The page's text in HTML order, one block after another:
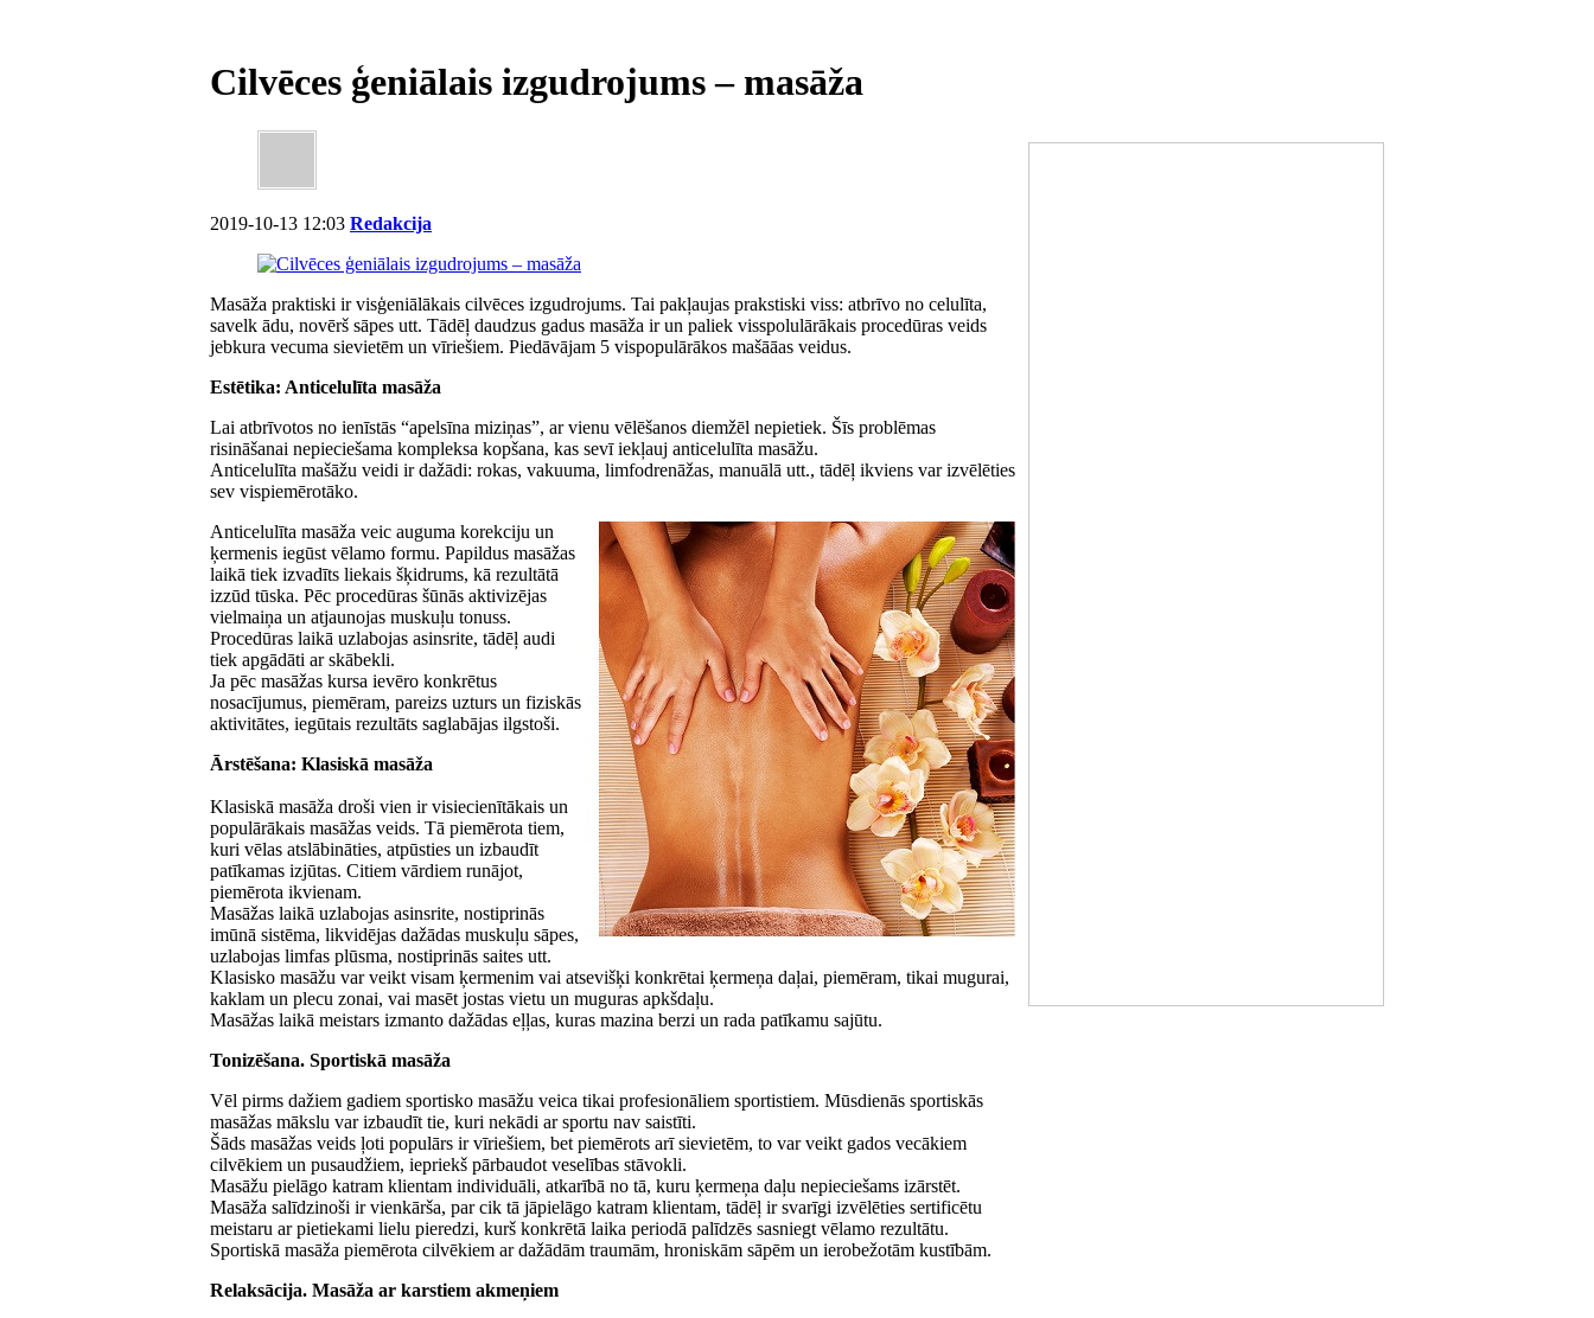
Cilvēces ģeniālais izgudrojums – masāža
2019-10-13 12:03 Redakcija
Masāža praktiski ir visģeniālākais cilvēces izgudrojums. Tai pakļaujas prakstiski viss: atbrīvo no celulīta,
savelk ādu, novērš sāpes utt. Tādēļ daudzus gadus masāža ir un paliek visspolulārākais procedūras veids
jebkura vecuma sievietēm un vīriešiem. Piedāvājam 5 vispopulārākos mašāāas veidus.
Estētika: Anticelulīta masāža
Lai atbrīvotos no ienīstās “apelsīna miziņas”, ar vienu vēlēšanos diemžēl nepietiek. Šīs problēmas
risināšanai nepieciešama kompleksa kopšana, kas sevī iekļauj anticelulīta masāžu.
Anticelulīta mašāžu veidi ir dažādi: rokas, vakuuma, limfodrenāžas, manuālā utt., tādēļ ikviens var izvēlēties
sev vispiemērotāko.
Аnticelulīta masāža veic auguma korekciju un
ķermenis iegūst vēlamo formu. Papildus masāžas
laikā tiek izvadīts liekais šķidrums, kā rezultātā
izzūd tūska. Pēc procedūras šūnās aktivizējas
vielmaiņa un atjaunojas muskuļu tonuss.
Procedūras laikā uzlabojas asinsrite, tādēļ audi
tiek apgādāti ar skābekli.
Ja pēc masāžas kursa ievēro konkrētus
nosacījumus, piemēram, pareizs uzturs un fiziskās
aktivitātes, iegūtais rezultāts saglabājas ilgstoši.
Ārstēšana: Klasiskā masāža
Klasiskā masāža droši vien ir visiecienītākais un
populārākais masāžas veids. Tā piemērota tiem,
kuri vēlas atslābināties, atpūsties un izbaudīt
patīkamas izjūtas. Citiem vārdiem runājot,
piemērota ikvienam.
Masāžas laikā uzlabojas asinsrite, nostiprinās
imūnā sistēma, likvidējas dažādas muskuļu sāpes,
uzlabojas limfas plūsma, nostiprinās saites utt.
Klasisko masāžu var veikt visam ķermenim vai atsevišķi konkrētai ķermeņa daļai, piemēram, tikai mugurai,
kaklam un plecu zonai, vai masēt jostas vietu un muguras apkšdaļu.
Masāžas laikā meistars izmanto dažādas eļļas, kuras mazina berzi un rada patīkamu sajūtu.
Tonizēšana. Sportiskā masāža
Vēl pirms dažiem gadiem sportisko masāžu veica tikai profesionāliem sportistiem. Mūsdienās sportiskās
masāžas mākslu var izbaudīt tie, kuri nekādi ar sportu nav saistīti.
Šāds masāžas veids ļoti populārs ir vīriešiem, bet piemērots arī sievietēm, to var veikt gados vecākiem
cilvēkiem un pusaudžiem, iepriekš pārbaudot veselības stāvokli.
Masāžu pielāgo katram klientam individuāli, atkarībā no tā, kuru ķermeņa daļu nepieciešams izārstēt.
Masāža salīdzinoši ir vienkārša, par cik tā jāpielāgo katram klientam, tādēļ ir svarīgi izvēlēties sertificētu
meistaru ar pietiekami lielu pieredzi, kurš konkrētā laika periodā palīdzēs sasniegt vēlamo rezultātu.
Sportiskā masāža piemērota cilvēkiem ar dažādām traumām, hroniskām sāpēm un ierobežotām kustībām.
Relaksācija. Masāža ar karstiem akmeņiem